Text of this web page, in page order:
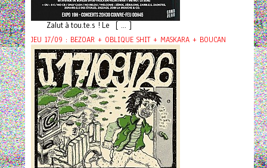
Zalut à tou.te.s ! Le [ ... ]
JEU 17/09 : BEZOAR + OBLIQUE SHIT + MASKARA + BOUCAN